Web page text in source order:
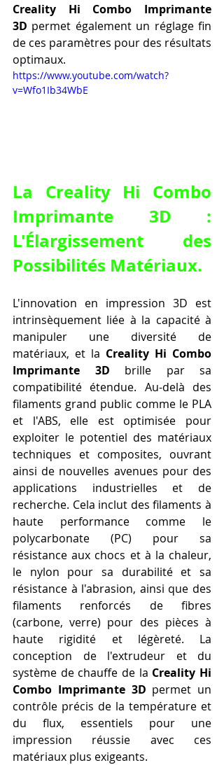
Creality Hi Combo Imprimante
3D permet également un réglage fin
de ces paramètres pour des résultats
optimaux.
https://www.youtube.com/watch?
v=Wfo1Ib34WbE
La Creality Hi Combo
Imprimante 3D :
L'Élargissement des
Possibilités Matériaux.
L'innovation en impression 3D est
intrinsèquement liée à la capacité à
manipuler une diversité de
matériaux, et la Creality Hi Combo
Imprimante 3D brille par sa
compatibilité étendue. Au-delà des
filaments grand public comme le PLA
et l'ABS, elle est optimisée pour
exploiter le potentiel des matériaux
techniques et composites, ouvrant
ainsi de nouvelles avenues pour des
applications industrielles et de
recherche. Cela inclut des filaments à
haute performance comme le
polycarbonate (PC) pour sa
résistance aux chocs et à la chaleur,
le nylon pour sa durabilité et sa
résistance à l'abrasion, ainsi que des
filaments renforcés de fibres
(carbone, verre) pour des pièces à
haute rigidité et légèreté. La
conception de l'extrudeur et du
système de chauffe de la Creality Hi
Combo Imprimante 3D permet un
contrôle précis de la température et
du flux, essentiels pour une
impression réussie avec ces
matériaux plus exigeants.